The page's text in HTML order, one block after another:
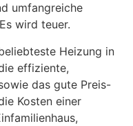
umfangreiche
wird teuer.
Heizung in
effiziente,
das gute Preis-
Kosten einer